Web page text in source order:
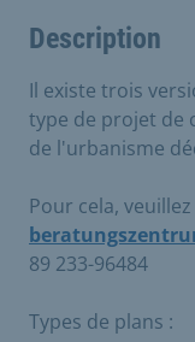
Description
Il existe trois
type de projet de
de l'urbanisme
Pour cela,
89 233-96484
Types de plans :